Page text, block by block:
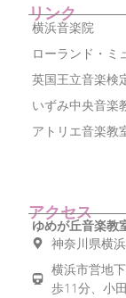
リンク
横浜音楽院
ローランド・ミ
英国王立音楽検
いずみ中央音楽
アトリエ音楽教
アクセス
ゆめが丘音楽教
神奈川県横
横浜市営地
歩11分、小